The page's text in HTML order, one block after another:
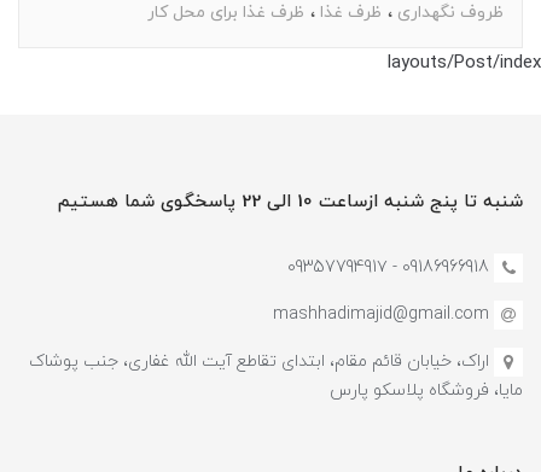
ظروف نگهداری
ظرف غذا ظرف غذا برای محل کار
layouts/Post/index
شنبه تا پنج شنبه ازساعت 10 الی 22 پاسخگوی شما هستیم
09186966918 - 0935779491۷
mashhadimajid@gmail.com
اراک، خیابان قائم مقام، ابتدای تقاطع آیت الله غفاری، جنب پوشاک
مایا، فروشگاه پلاسکو پارس